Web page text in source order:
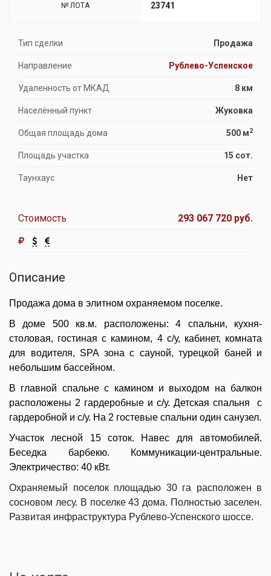
№ ЛОТА 23741
Тип сделки Продажа
Направление Рублево-Успенское
Удаленность от МКАД 8 км
Населённый пункт Жуковка
Общая площадь дома 500 м2
Площадь участка 15 сот.
Таунхаус Нет
Стоимость 293 067 720 руб.
Описание
Продажа дома в элитном охраняемом поселке.
В доме 500 кв.м. расположены: 4 спальни, кухня-
столовая, гостиная с камином, 4 с/у, кабинет, комната
для водителя, SPA зона с сауной, турецкой баней и
небольшим бассейном.
В главной спальне с камином и выходом на балкон
расположены 2 гардеробные и с/у. Детская спальня с
гардеробной и с/у. На 2 гостевые спальни один санузел.
Участок лесной 15 соток. Навес для автомобилей.
Беседка барбекю. Коммуникации-центральные.
Электричество: 40 кВт.
Охраняемый поселок площадью 30 га расположен в
сосновом лесу. В поселке 43 дома. Полностью заселен.
Развитая инфраструктура Рублево-Успенского шоссе.